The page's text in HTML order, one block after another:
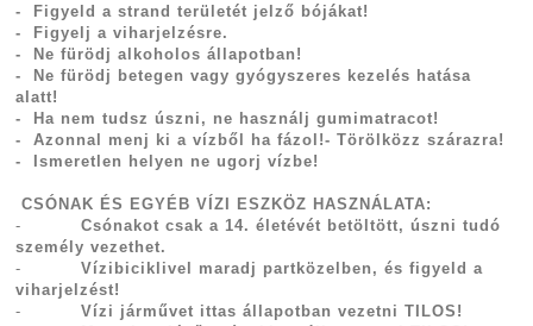
- Figyeld a strand területét jelző bójákat!
- Figyelj a viharjelzésre.
- Ne fürödj alkoholos állapotban!
- Ne fürödj betegen vagy gyógyszeres kezelés hatása
alatt!
- Ha nem tudsz úszni, ne használj gumimatracot!
- Azonnal menj ki a vízből ha fázol!- Törölközz szárazra!
- Ismeretlen helyen ne ugorj vízbe!
CSÓNAK ÉS EGYÉB VÍZI ESZKÖZ HASZNÁLATA:
-Csónakot csak a 14. életévét betöltött, úszni tudó
személy vezethet.
-Vízibiciklivel maradj partközelben, és figyeld a
viharjelzést!
-Vízi járművet ittas állapotban vezetni TILOS!